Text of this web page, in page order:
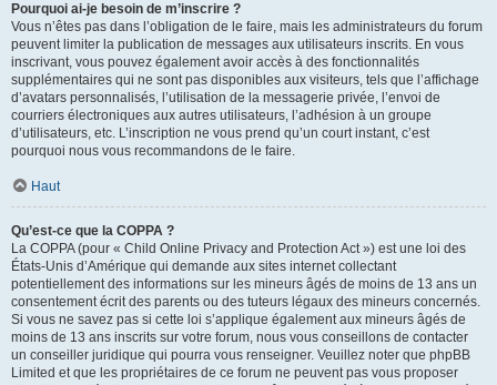
Pourquoi ai-je besoin de m’inscrire ?
Vous n’êtes pas dans l’obligation de le faire, mais les administrateurs du forum
peuvent limiter la publication de messages aux utilisateurs inscrits. En vous
inscrivant, vous pouvez également avoir accès à des fonctionnalités
supplémentaires qui ne sont pas disponibles aux visiteurs, tels que l’affichage
d’avatars personnalisés, l’utilisation de la messagerie privée, l’envoi de
courriers électroniques aux autres utilisateurs, l’adhésion à un groupe
d’utilisateurs, etc. L’inscription ne vous prend qu’un court instant, c’est
pourquoi nous vous recommandons de le faire.
Haut
Qu’est-ce que la COPPA ?
La COPPA (pour « Child Online Privacy and Protection Act ») est une loi des
États-Unis d’Amérique qui demande aux sites internet collectant
potentiellement des informations sur les mineurs âgés de moins de 13 ans un
consentement écrit des parents ou des tuteurs légaux des mineurs concernés.
Si vous ne savez pas si cette loi s’applique également aux mineurs âgés de
moins de 13 ans inscrits sur votre forum, nous vous conseillons de contacter
un conseiller juridique qui pourra vous renseigner. Veuillez noter que phpBB
Limited et que les propriétaires de ce forum ne peuvent pas vous proposer